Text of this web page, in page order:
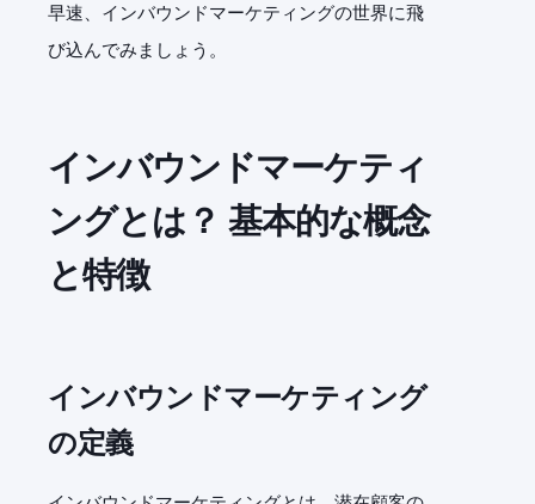
早速、インバウンドマーケティングの世界に飛
び込んでみましょう。
インバウンドマーケティ
ングとは？ 基本的な概念
と特徴
インバウンドマーケティング
の定義